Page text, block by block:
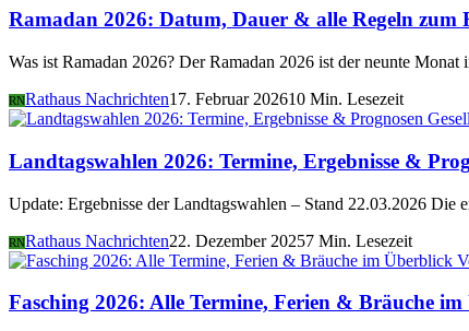
Ramadan 2026: Datum, Dauer & alle Regeln zum
Was ist Ramadan 2026? Der Ramadan 2026 ist der neunte
RNRathaus Nachrichten17. Februar 202610 Min. Lesezeit
Landtagswahlen 2026: Termine, Ergebnisse &
Update: Ergebnisse der Landtagswahlen – Stand 22.03.2026
RNRathaus Nachrichten22. Dezember 20257 Min. Lesezeit
Fasching 2026: Alle Termine, Ferien & Bräuche